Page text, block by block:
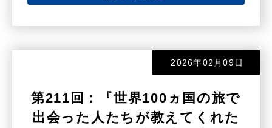
2026年02月09日
第211回：『世界100ヵ国の旅で
出会った人たちが教えてくれた